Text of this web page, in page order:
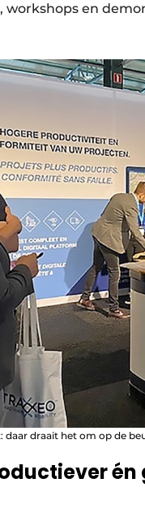
workshops en
draait het om op de
én